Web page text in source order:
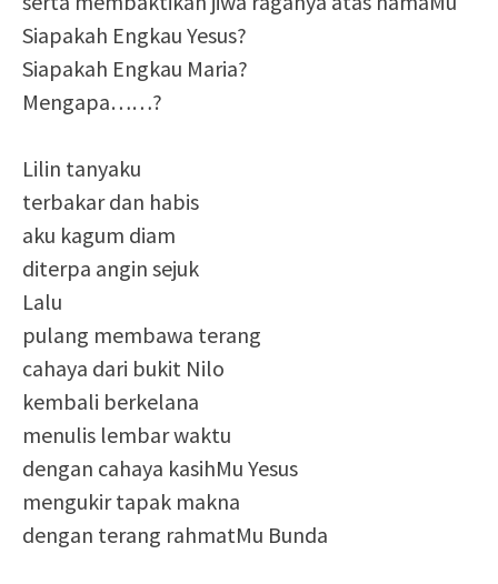
Siapakah Engkau Yesus?
Siapakah Engkau Maria?
Mengapa……?
Lilin tanyaku
terbakar dan habis
aku kagum diam
diterpa angin sejuk
Lalu
pulang membawa terang
cahaya dari bukit Nilo
kembali berkelana
menulis lembar waktu
dengan cahaya kasihMu Yesus
mengukir tapak makna
dengan terang rahmatMu Bunda